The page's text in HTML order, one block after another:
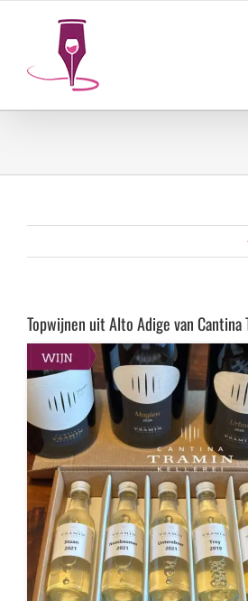
Topwijnen uit Alto Adige van Cantina